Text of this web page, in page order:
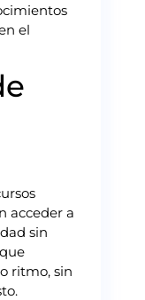
el
acceder a
sin
ritmo, sin